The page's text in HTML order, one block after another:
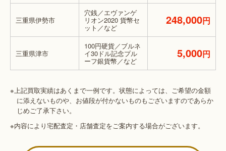
三重県伊勢市
穴銭／エヴァンゲ
リオン2020 貨幣セ
ット／など
248,000円
三重県津市
100円硬貨／ブルネ
イ30ドル記念プル
ーフ銀貨幣／など
5,000円
※上記買取実績はあくまで一例です。状態によっては、ご希望の金額
に添えないものや、お値段が付かないものもございますのであらか
じめご了承下さい。
※内容により宅配査定・店舗査定をご案内する場合がございます。